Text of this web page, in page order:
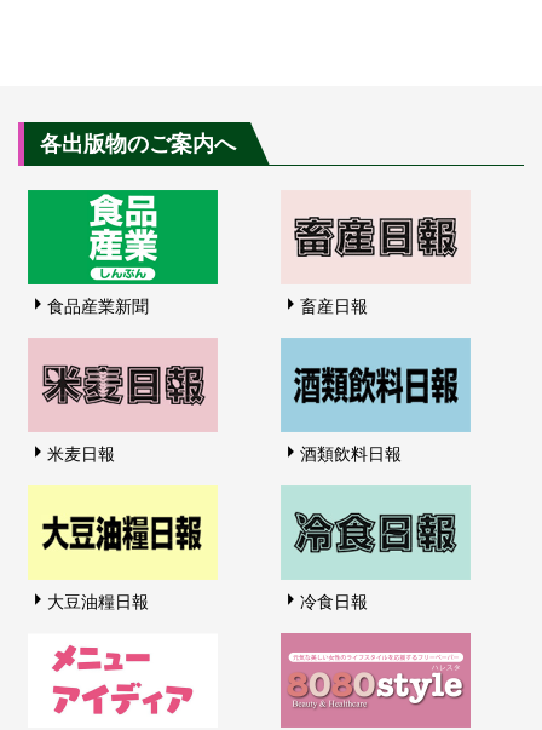
各出版物のご案内へ
食品産業新聞 畜産日報
米麦日報 酒類飲料日報
大豆油糧日報 冷食日報